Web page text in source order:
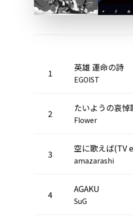
1 英雄 運命の詩
EGOIST
2 たいようの哀悼
Flower
3 空に歌えば(TV
amazarashi
4 AGAKU
SuG